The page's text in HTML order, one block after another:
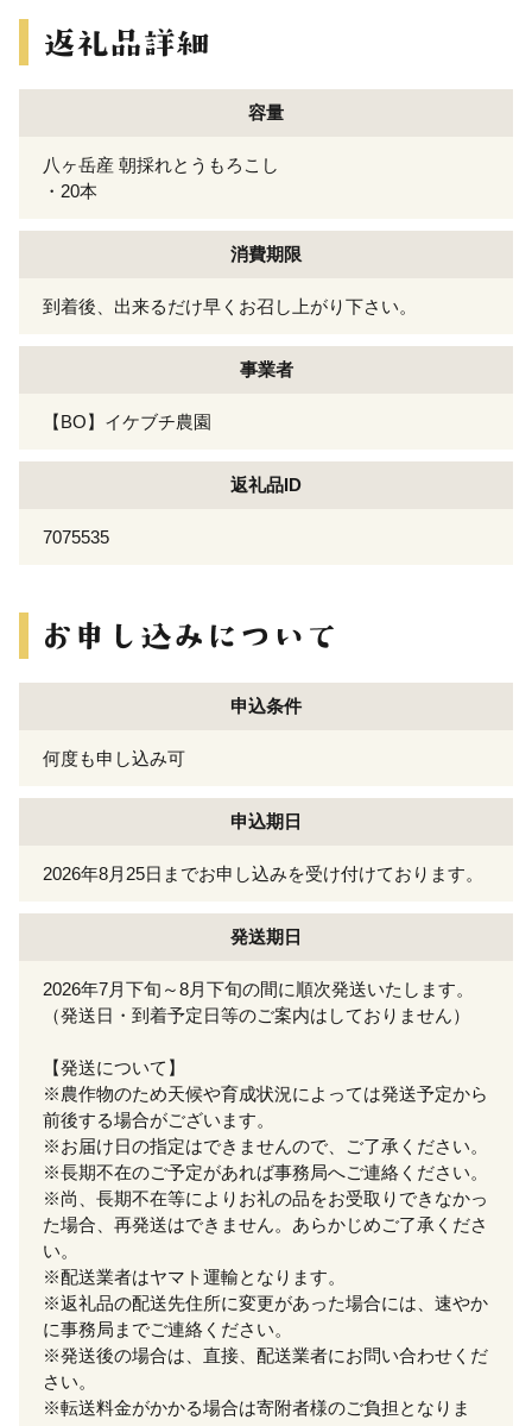
容量
八ヶ岳産 朝採れとうもろこし
・20本
消費期限
到着後、出来るだけ早くお召し上がり下さい。
事業者
【BO】イケブチ農園
返礼品ID
7075535
申込条件
何度も申し込み可
申込期日
2026年8月25日までお申し込みを受け付けております。
発送期日
2026年7月下旬～8月下旬の間に順次発送いたします。
（発送日・到着予定日等のご案内はしておりません）
【発送について】
※農作物のため天候や育成状況によっては発送予定から
前後する場合がございます。
※お届け日の指定はできませんので、ご了承ください。
※長期不在のご予定があれば事務局へご連絡ください。
※尚、長期不在等によりお礼の品をお受取りできなかっ
た場合、再発送はできません。あらかじめご了承くださ
い。
※配送業者はヤマト運輸となります。
※返礼品の配送先住所に変更があった場合には、速やか
に事務局までご連絡ください。
※発送後の場合は、直接、配送業者にお問い合わせくだ
さい。
※転送料金がかかる場合は寄附者様のご負担となりま